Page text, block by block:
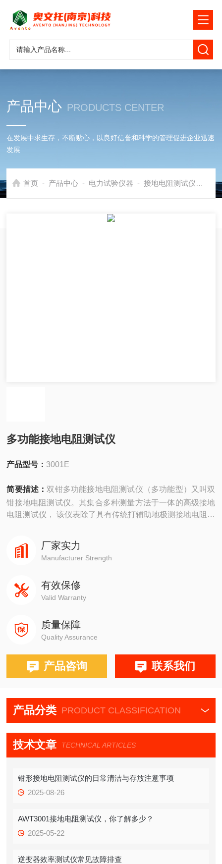
产品中心 PRODUCTS CENTER
在发展中求生存，不断贴心，以良好信誉和科学的管理促进企业迅速
发展
首页 - 产品中心 - 电力试验仪器 - 接地电阻测试仪
多功能接地电阻测试仪
产品型号：3001E
简要描述： 双钳多功能接地电阻测试仪（多功能型）又叫双
钳接地电阻测试仪。其集合多种测量方法于一体的高级接地
电阻测试仪， 该仪表除了具有传统打辅助地极测接地电阻的
密4线法、3线法和简易2线法、选择法、双钳法测量接地电
阻测试。采用大口径电流钳设计，利用双钳口测量技术，无
厂家实力
Manufacturer Strength
有效保修
Valid Warranty
质量保障
Quality Assurance
产品咨询 联系我们
产品分类 PRODUCT CLASSIFICATION
技术文章 TECHNICAL ARTICLES
钳形接地电阻测试仪的日常清洁与存放注意事项
2025-08-26
AWT3001接地电阻测试仪，你了解多少？
2025-05-22
逆变器效率测试仪常见故障排查